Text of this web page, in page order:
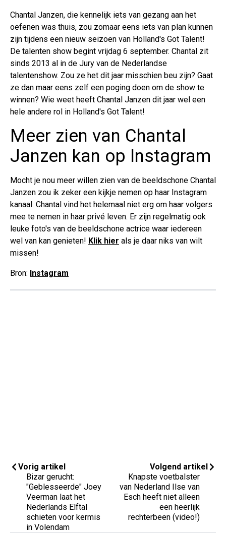
Chantal Janzen, die kennelijk iets van gezang aan het
oefenen was thuis, zou zomaar eens iets van plan kunnen
zijn tijdens een nieuw seizoen van Holland's Got Talent!
De talenten show begint vrijdag 6 september. Chantal zit
sinds 2013 al in de Jury van de Nederlandse
talentenshow. Zou ze het dit jaar misschien beu zijn? Gaat
ze dan maar eens zelf een poging doen om de show te
winnen? Wie weet heeft Chantal Janzen dit jaar wel een
hele andere rol in Holland's Got Talent!
Meer zien van Chantal
Janzen kan op Instagram
Mocht je nou meer willen zien van de beeldschone Chantal
Janzen zou ik zeker een kijkje nemen op haar Instagram
kanaal. Chantal vind het helemaal niet erg om haar volgers
mee te nemen in haar privé leven. Er zijn regelmatig ook
leuke foto's van de beeldschone actrice waar iedereen
wel van kan genieten! Klik hier als je daar niks van wilt
missen!
Bron: Instagram
Vorig artikel
Bizar gerucht:
"Geblesseerde" Joey
Veerman laat het
Nederlands Elftal
schieten voor kermis
in Volendam
Volgend artikel
Knapste voetbalster
van Nederland Ilse van
Esch heeft niet alleen
een heerlijk
rechterbeen (video!)